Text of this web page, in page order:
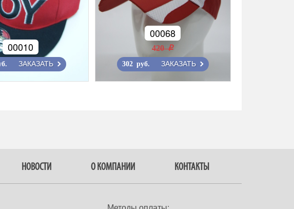
00010
ЗАКАЗАТЬ
00068
420 r
302 руб. ЗАКАЗАТЬ
НОВОСТИ О КОМПАНИИ КОНТАКТЫ